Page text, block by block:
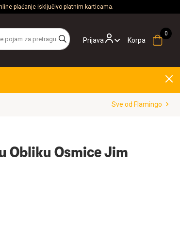
plaćanje isključivo platnim karticama.
Prijava Korpa
Sve od Flamingo
Obliku Osmice Jim